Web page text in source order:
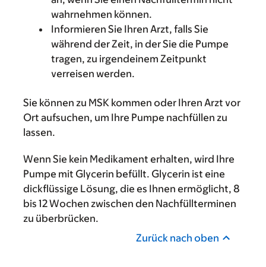
wahrnehmen können.
Informieren Sie Ihren Arzt, falls Sie
während der Zeit, in der Sie die Pumpe
tragen, zu irgendeinem Zeitpunkt
verreisen werden.
Sie können zu MSK kommen oder Ihren Arzt vor
Ort aufsuchen, um Ihre Pumpe nachfüllen zu
lassen.
Wenn Sie kein Medikament erhalten, wird Ihre
Pumpe mit Glycerin befüllt. Glycerin ist eine
dickflüssige Lösung, die es Ihnen ermöglicht, 8
bis 12 Wochen zwischen den Nachfüllterminen
zu überbrücken.
Zurück nach oben